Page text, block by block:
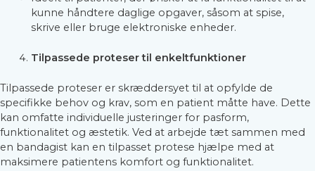
kunne håndtere daglige opgaver, såsom at spise,
skrive eller bruge elektroniske enheder.
Tilpassede proteser til enkeltfunktioner
Tilpassede proteser er skræddersyet til at opfylde de
specifikke behov og krav, som en patient måtte have. Dette
kan omfatte individuelle justeringer for pasform,
funktionalitet og æstetik. Ved at arbejde tæt sammen med
en bandagist kan en tilpasset protese hjælpe med at
maksimere patientens komfort og funktionalitet.